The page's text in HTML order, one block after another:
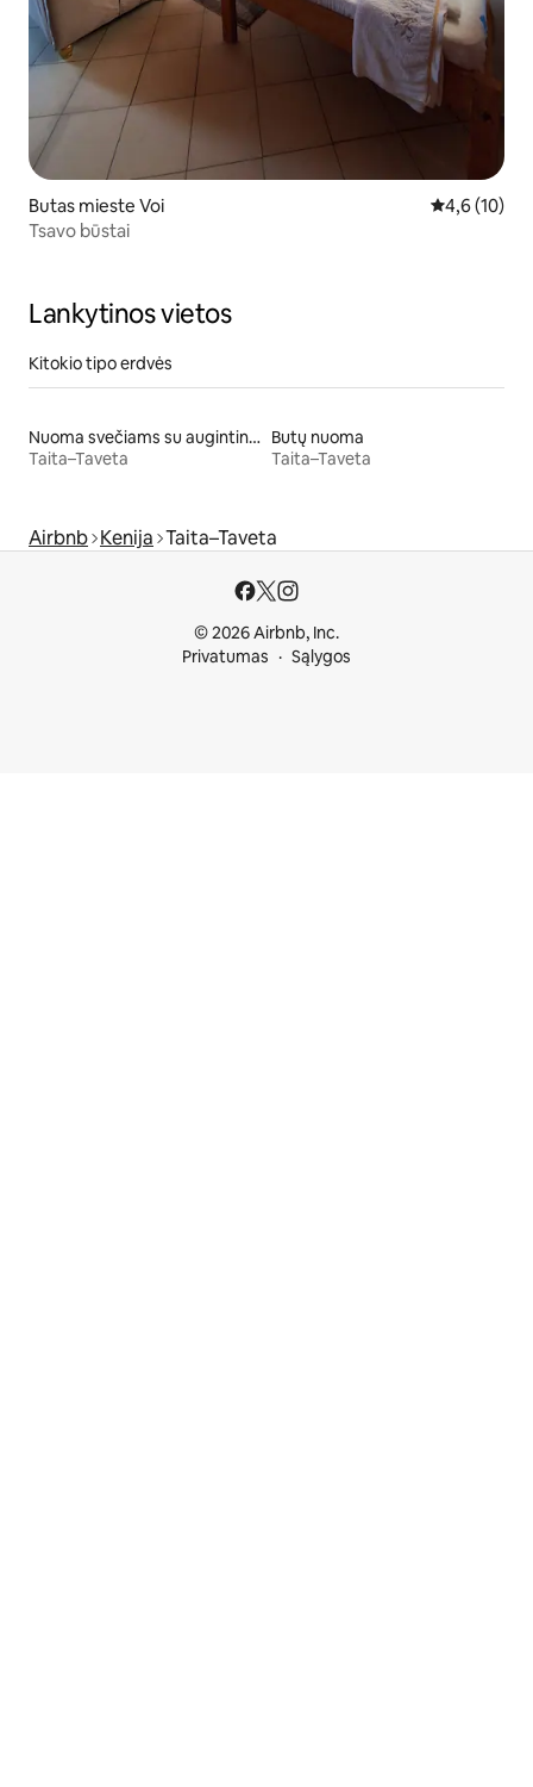
Butas mieste Voi Vidutinis
4,6 (10)
Tsavo būstai
Lankytinos vietos
Kitokio tipo erdvės
Nuoma svečiams su augintiniais
Taita–Taveta
Butų nuoma
Taita–Taveta
Airbnb Kenija Taita–Taveta
© 2026 Airbnb, Inc.
Privatumas
Sąlygos